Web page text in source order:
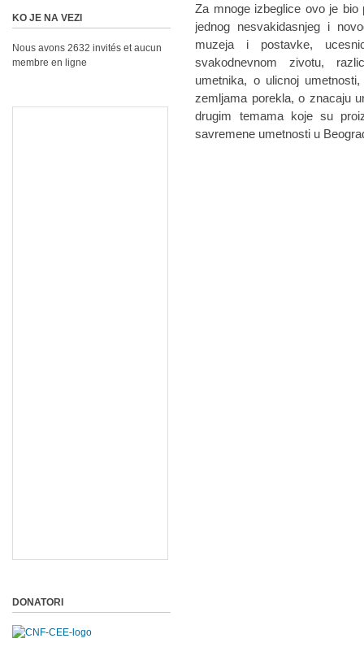
Za mnoge izbeglice ovo je
jednog nesvakidasnjeg i
muzeja i postavke,
svakodnevnom zivotu,
umetnika, o ulicnoj
zemljama porekla, o znacaju
drugim temama koje su
savremene umetnosti u
KO JE NA VEZI
Nous avons 2632 invités et aucun
membre en ligne
DONATORI